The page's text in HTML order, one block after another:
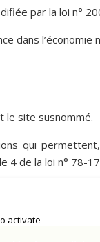
par la loi n°
dans l’économie
le site susnommé.
qui
4 de la loi n° 78-
activate